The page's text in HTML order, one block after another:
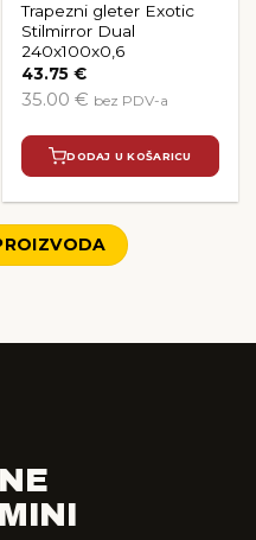
Trapezni gleter Exotic
Stilmirror Dual
240x100x0,6
43.75€
35.00 € bez PDV-a
DODAJ U KOŠARICU